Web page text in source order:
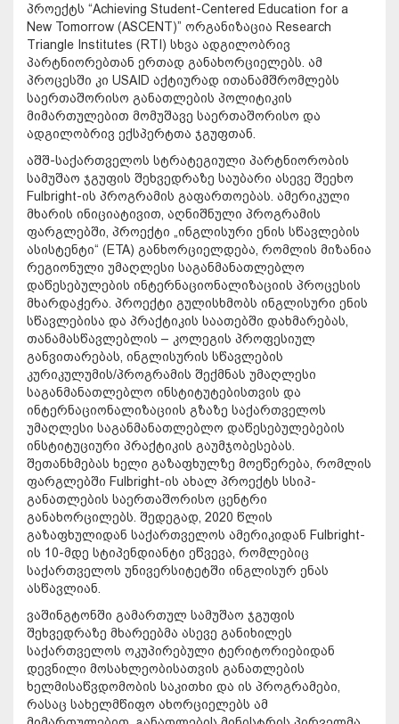
პროექტს “Achieving Student-Centered Education for a
New Tomorrow (ASCENT)” ორგანიზაცია Research
Triangle Institutes (RTI) სხვა ადგილობრივ
პარტნიორებთან ერთად განახორციელებს. ამ
პროცესში კი USAID აქტიურად ითანამშრომლებს
საერთაშორისო განათლების პოლიტიკის
მიმართულებით მომუშავე საერთაშორისო და
ადგილობრივ ექსპერტთა ჯგუფთან.
აშშ-საქართველოს სტრატეგიული პარტნიორობის
სამუშაო ჯგუფის შეხვედრაზე საუბარი ასევე შეეხო
Fulbright-ის პროგრამის გაფართოებას. ამერიკული
მხარის ინიციატივით, აღნიშნული პროგრამის
ფარგლებში, პროექტი „ინგლისური ენის სწავლების
ასისტენტი“ (ETA) განხორციელდება, რომლის მიზანია
რეგიონული უმაღლესი საგანმანათლებლო
დაწესებულების ინტერნაციონალიზაციის პროცესის
მხარდაჭერა. პროექტი გულისხმობს ინგლისური ენის
სწავლებისა და პრაქტიკის საათებში დახმარებას,
თანამასწავლებლის – კოლეგის პროფესიულ
განვითარებას, ინგლისურის სწავლების
კურიკულუმის/პროგრამის შექმნას უმაღლესი
საგანმანათლებლო ინსტიტუტებისთვის და
ინტერნაციონალიზაციის გზაზე საქართველოს
უმაღლესი საგანმანათლებლო დაწესებულებების
ინსტიტუციური პრაქტიკის გაუმჯობესებას.
შეთანხმებას ხელი გაზაფხულზე მოეწერება, რომლის
ფარგლებში Fulbright-ის ახალ პროექტს სსიპ-
განათლების საერთაშორისო ცენტრი
განახორცილებს. შედეგად, 2020 წლის
გაზაფხულიდან საქართველოს ამერიკიდან Fulbright-
ის 10-მდე სტიპენდიანტი ეწვევა, რომლებიც
საქართველოს უნივერსიტეტში ინგლისურ ენას
ასწავლიან.
ვაშინგტონში გამართულ სამუშაო ჯგუფის
შეხვედრაზე მხარეებმა ასევე განიხილეს
საქართველოს ოკუპირებული ტერიტორიებიდან
დევნილი მოსახლეობისათვის განათლების
ხელმისაწვდომობის საკითხი და ის პროგრამები,
რასაც სახელმწიფო ახორციელებს ამ